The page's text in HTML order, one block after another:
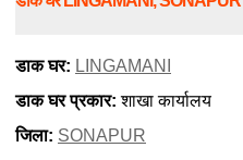
डाक घर: LINGAMANI
डाक घर प्रकार: शाखा कार्यालय
जिला: SONAPUR